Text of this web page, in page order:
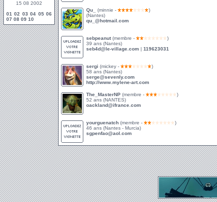
15 08 2002
01 02 03 04 05 06
07 08 09 10
Qu_ (minnie -
)
(Nantes)
qu_@hotmail.com
sebpeanut(membre -
)
39 ans (Nantes)
seb4d@le-village.com | 119623031
sergi (mickey -
)
58 ans (Nantes)
serge@sevenly.com
http://www.mylene-art.com
The_MasterNP (membre -
)
52 ans (NANTES)
oackland@ifrance.com
yourguenatch (membre -
)
46 ans (Nantes - Murcia)
sgpenfao@aol.com